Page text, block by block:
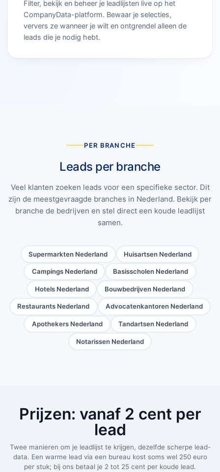
Filter, bekijk en beheer je leadlijsten live op het
CompanyData-platform. Bewaar je selecties,
ververs ze wanneer je wilt en ontgrendel alleen de
leads die je nodig hebt.
PER BRANCHE
Leads per branche
Veel klanten zoeken leads voor een specifieke sector. Dit
zijn de meestgevraagde branches in Nederland. Bekijk per
branche de bedrijven en stel direct een koude leadlijst
samen.
Supermarkten Nederland Huisartsen Nederland
Campings Nederland Basisscholen Nederland
Hotels Nederland Bouwbedrijven Nederland
Restaurants Nederland Advocatenkantoren Nederland
Apothekers Nederland Tandartsen Nederland
Notarissen Nederland
Prijzen: vanaf 2 cent per
lead
Twee manieren om je leadlijst te krijgen, dezelfde scherpe lead-
data. Een warme lead via een bureau kost soms wel 250 euro
per stuk; bij ons betaal je 2 tot 25 cent per koude lead.